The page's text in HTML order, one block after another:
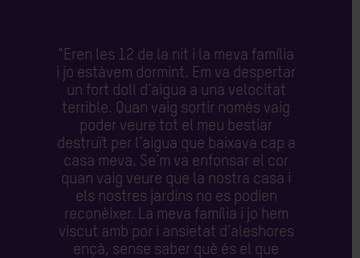
"Eren les 12 de la nit i la meva família
i jo estàvem dormint. Em va despertar
un fort doll d’aigua a una velocitat
terrible. Quan vaig sortir només vaig
poder veure tot el meu bestiar
destruït per l’aigua que baixava cap a
casa meva. Se’m va enfonsar el cor
quan vaig veure que la nostra casa i
els nostres jardins no es podien
reconèixer. La meva família i jo hem
viscut amb por i ansietat d’aleshores
ençà, sense saber què és el que